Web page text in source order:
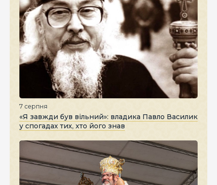
7 серпня
«Я завжди був вільний»: владика Павло Василик
у спогадах тих, хто його знав